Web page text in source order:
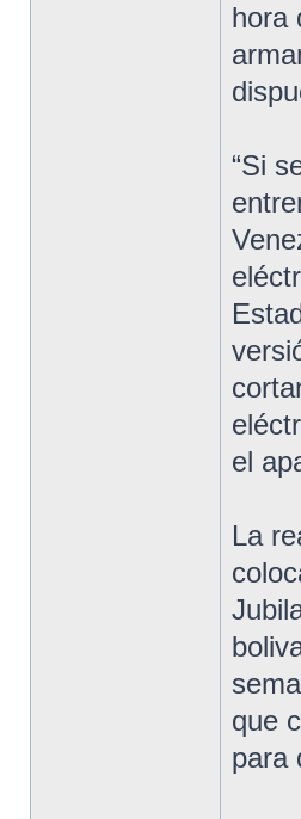
hora
“Si
el
La
que
para